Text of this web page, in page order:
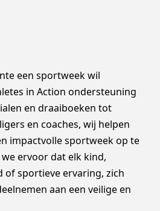
een sportweek wil
in Action ondersteuning
en draaiboeken tot
en coaches, wij helpen
impactvolle sportweek op te
ervoor dat elk kind,
sportieve ervaring, zich
aan een veilige en